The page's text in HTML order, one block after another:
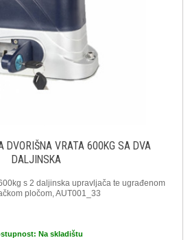
DVORIŠNA VRATA 600KG SA DVA
DALJINSKA
s 2 daljinska upravljača te ugrađenom
pločom, AUT001_33
Na skladištu